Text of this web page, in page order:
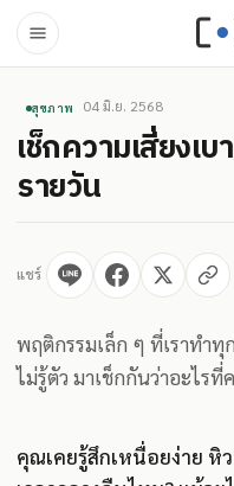
สุขภาพ 04 มิ.ย. 2568
เช็กความเสี่ยงเ
รายวัน
แชร์
พฤติกรรมเล็ก ๆ ที่เราทำทุ
ไม่รู้ตัว มาเช็กกันว่าอะไร
คุณเคยรู้สึกเหนื่อยง่าย